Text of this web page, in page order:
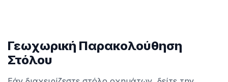
Γεωχωρική Παρακολούθηση
Στόλου